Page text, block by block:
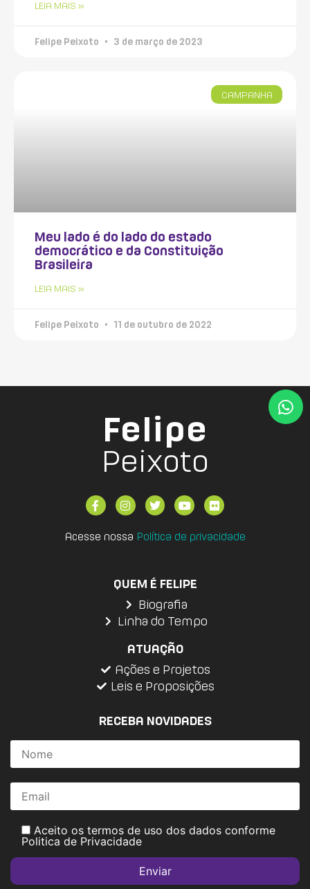
LEIA MAIS »
Felipe Peixoto 3 de março de 2023
CAMPANHA
Meu lado é do lado do estado
democrático e da Constituição
Brasileira
LEIA MAIS »
Felipe Peixoto 11 de outubro de 2022
Felipe
Peixoto
Acesse nossa Política de privacidade
QUEM É FELIPE
Biografia
Linha do Tempo
ATUAÇÃO
Ações e Projetos
Leis e Proposições
RECEBA NOVIDADES
Aceito os termos de uso dos dados conforme
Politica de Privacidade